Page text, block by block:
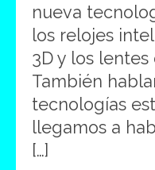
nueva
los relojes
3D y los
También
tecnologías
llegamos a
[…]